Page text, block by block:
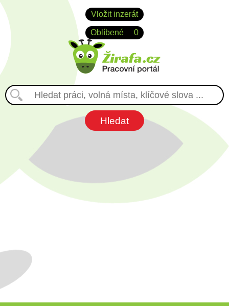
Vložit inzerát
Oblíbené 0